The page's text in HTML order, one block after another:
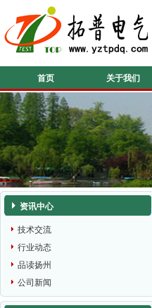
首页 关于我们
资讯中心
技术交流
行业动态
品读扬州
公司新闻